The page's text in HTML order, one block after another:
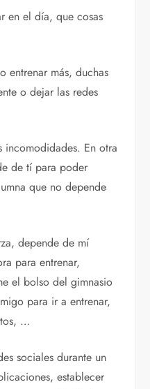
en el día, que cosas
entrenar más, duchas
o dejar las redes
incomodidades. En otra
de tí para poder
que no depende
depende de mí
para entrenar,
el bolso del gimnasio
para ir a entrenar,
…
sociales durante un
establecer